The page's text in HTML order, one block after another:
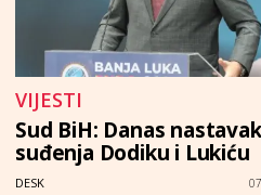
VIJESTI
Sud BiH: Danas nastavak
suđenja Dodiku i Lukiću
DESK